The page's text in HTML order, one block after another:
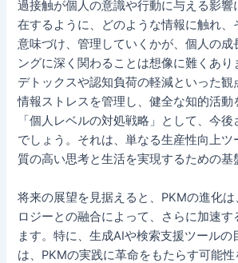
過接触が個人の意識や行動に与える影響
在するように、どのような情報に触れ、
意味づけ、管理していくかが、個人の成
ングに深く関わることは想像に難くあ
デトックスや認知負荷の軽減といった観
情報ストレスを管理し、健全な知的活動
「個人レベルの対処戦略」として、今
でしょう。それは、単なる生産性向上ツ
質の高い思考と生活を実現するための基
将来の展望を見据えると、PKMの進化は
ロジーとの融合によって、さらに加速
ます。特に、生成AIや検索支援ツールの
は、PKMの実践に革命をもたらす可能性